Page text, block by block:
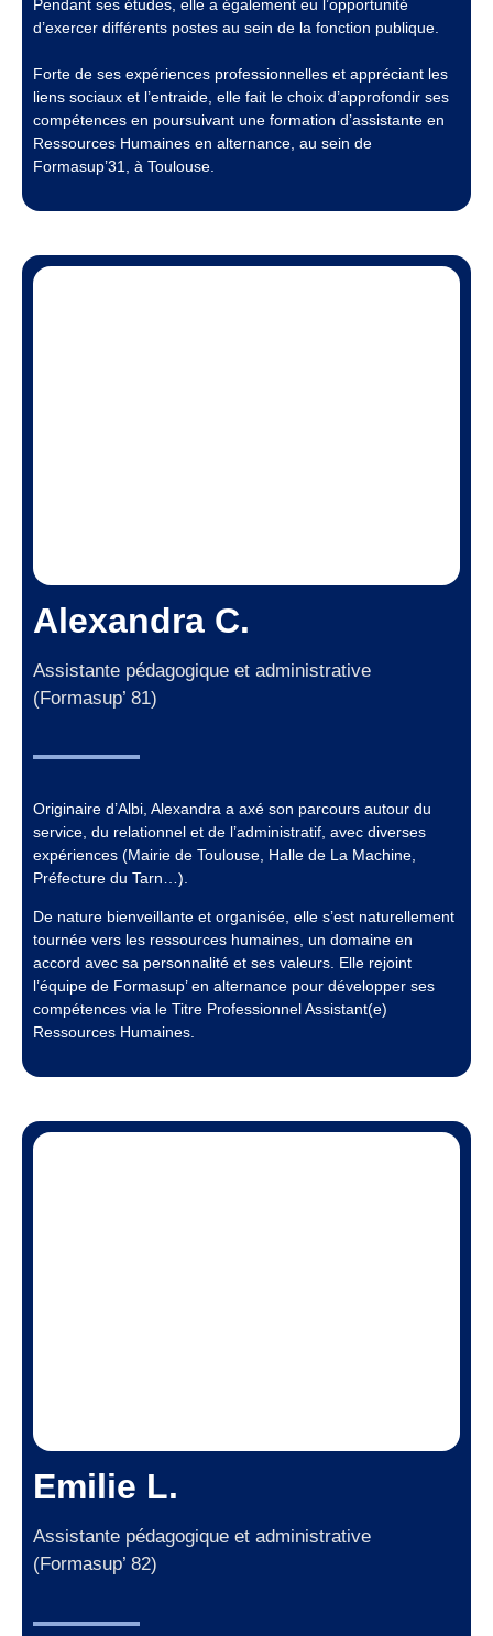
Pendant ses études, elle a également eu l’opportunité
d’exercer différents postes au sein de la fonction publique.
Forte de ses expériences professionnelles et appréciant les
liens sociaux et l’entraide, elle fait le choix d’approfondir ses
compétences en poursuivant une formation d’assistante en
Ressources Humaines en alternance, au sein de
Formasup’31, à Toulouse.
Alexandra C.
Assistante pédagogique et administrative
(Formasup’ 81)
Originaire d’Albi, Alexandra a axé son parcours autour du
service, du relationnel et de l’administratif, avec diverses
expériences (Mairie de Toulouse, Halle de La Machine,
Préfecture du Tarn…).
De nature bienveillante et organisée, elle s’est naturellement
tournée vers les ressources humaines, un domaine en
accord avec sa personnalité et ses valeurs. Elle rejoint
l’équipe de Formasup’ en alternance pour développer ses
compétences via le Titre Professionnel Assistant(e)
Ressources Humaines.
Emilie L.
Assistante pédagogique et administrative
(Formasup’ 82)